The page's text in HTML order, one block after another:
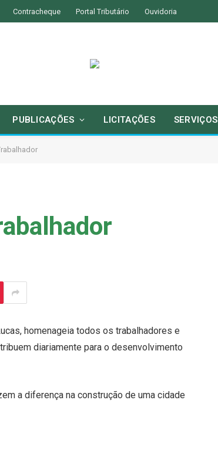
Contracheque Portal Tributário Ouvidoria
PUBLICAÇÕES LICITAÇÕES SERVIÇOS
homenageia todos os trabalhadores e
diariamente para o desenvolvimento
a diferença na construção de uma cidade